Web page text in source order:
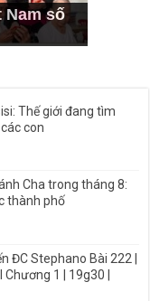
Nam số
Thế giới đang tìm
con
Cha trong tháng 8:
thành phố
ĐC Stephano Bài 222 |
1 | 19g30 |